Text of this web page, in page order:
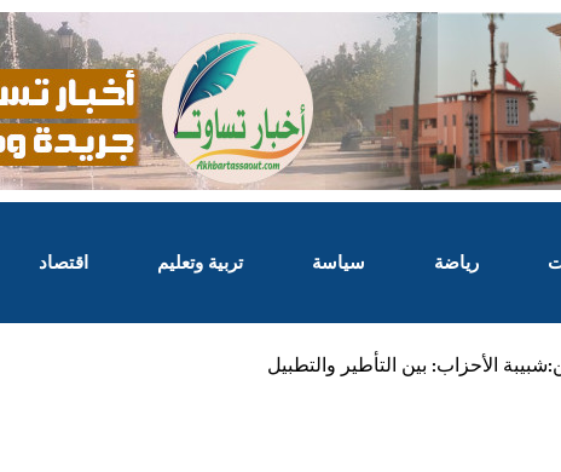
رياضة سياسة تربية وتعليم اقتصاد
الأحزاب: بين التأطير والتطبيل